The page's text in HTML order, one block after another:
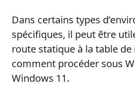
Dans certains types
spécifiques, il peut être
route statique à la table de
comment procéder sous
Windows 11.